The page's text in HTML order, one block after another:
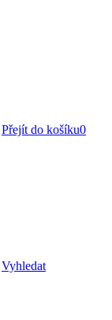
Přejít do košíku0
Vyhledat